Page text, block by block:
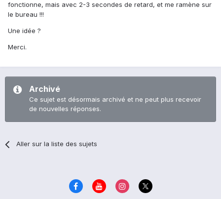
fonctionne, mais avec 2-3 secondes de retard, et me ramène sur
le bureau !!!
Une idée ?
Merci.
Archivé
Ce sujet est désormais archivé et ne peut plus recevoir
de nouvelles réponses.
Aller sur la liste des sujets